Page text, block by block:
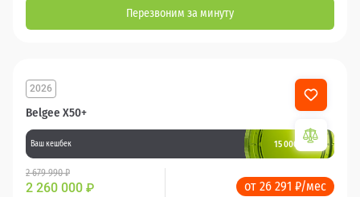
Перезвоним за минуту
Belgee X50+
2026
Ваш кешбек 15 000 баллов
2 679 990 ₽
2 260 000 ₽ от 26 291 ₽/мес